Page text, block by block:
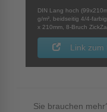
DIN Lang hoch
g/m², beidseitig 4/4-
x 210mm, 8-Bruch
Link zum
Sie brauchen